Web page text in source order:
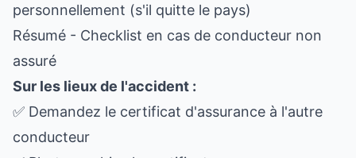
personnellement (s'il quitte le pays)
Résumé - Checklist en cas de conducteur non
assuré
Sur les lieux de l'accident :
✅ Demandez le certificat d'assurance à l'autre
conducteur